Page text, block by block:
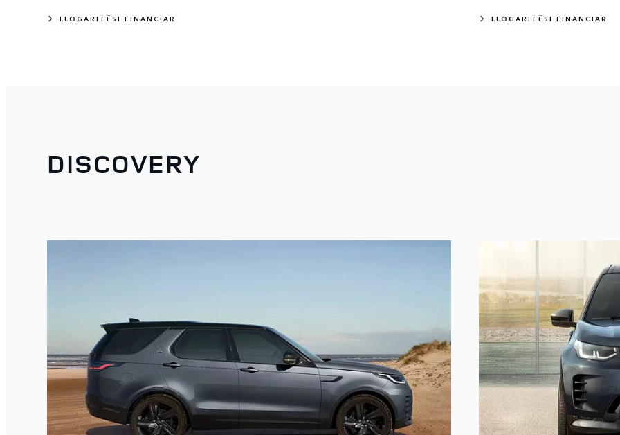
LLOGARITËSI FINANCIAR LLOGARITËSI FINANCIAR
DISCOVERY